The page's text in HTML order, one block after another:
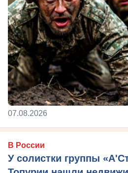
07.08.2026
В России
У солистки группы